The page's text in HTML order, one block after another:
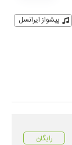
پیشواز ایرانسل
رایگان